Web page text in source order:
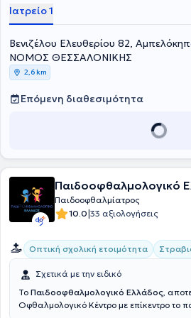
Ιατρείο 1
Βενιζέλου Ελευθερίου 82,
ΝΟΜΟΣ ΘΕΣΣΑΛΟΝΙΚΗΣ
2,6 km
Επόμενη διαθεσιμότητα
Παιδοοφθαλμολογικό
Παιδοοφθαλμίατρος
10.0|33 αξιολογήσεις
Οπτική σχολική ετοιμότητα
Σχετικά με την ειδικό
Το Παιδοοφθαλμολογικό Ελλάδος,
Οφθαλμολογικό Κέντρο με επίκεντρο το